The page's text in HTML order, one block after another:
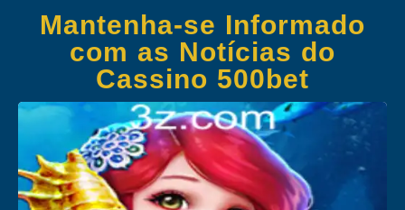
Mantenha-se Informado
com as Notícias do
Cassino 500bet